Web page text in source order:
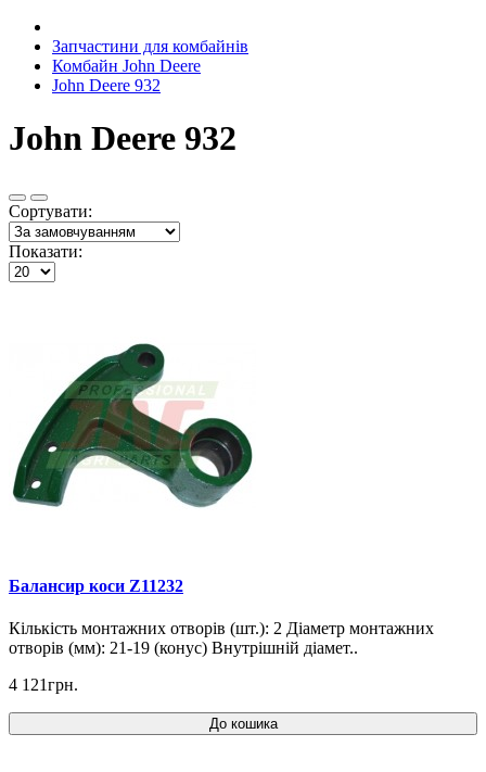
Запчастини для комбайнів
Комбайн John Deere
John Deere 932
John Deere 932
Сортувати:
Показати:
Балансир коси Z11232
Кількість монтажних отворів (шт.): 2 Діаметр монтажних
отворів (мм): 21-19 (конус) Внутрішній діамет..
4 121грн.
До кошика